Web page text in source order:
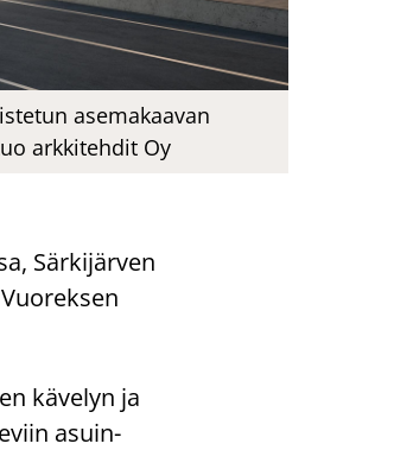
asemakaavan
arkkitehdit Oy
Sär­ki­jär­ven
kä­ve­lyn ja
asuin­